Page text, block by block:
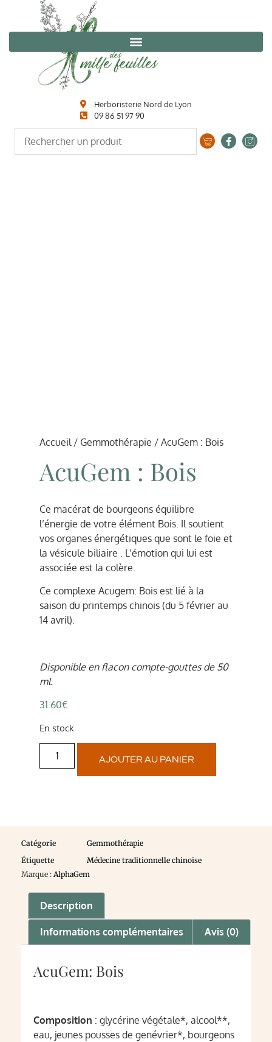
Herboristerie Nord de Lyon
09 86 51 97 90
Accueil / Gemmothérapie / AcuGem : Bois
AcuGem : Bois
Ce macérat de bourgeons équilibre
l’énergie de votre élément Bois. Il soutient
vos organes énergétiques que sont le foie et
la vésicule biliaire . L’émotion qui lui est
associée est la colère.
Ce complexe Acugem: Bois est lié à la
saison du printemps chinois (du 5 février au
14 avril).
Disponible en flacon compte-gouttes de 50
ml.
31.60€
En stock
AJOUTER AU PANIER
Catégorie
Gemmothérapie
Étiquette
Médecine traditionnelle chinoise
Marque : AlphaGem
Description
Informations complémentaires Avis (0)
AcuGem: Bois
Composition : glycérine végétale*, alcool**,
eau, jeunes pousses de genévrier*, bourgeons